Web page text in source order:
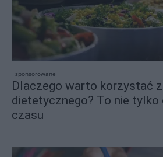
sponsorowane
Dlaczego warto korzystać
dietetycznego? To nie
czasu